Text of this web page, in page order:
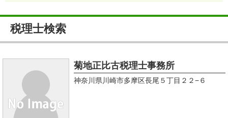
税理士検索
菊地正比古税理士事務所
神奈川県川崎市多摩区長尾５丁目２２−６